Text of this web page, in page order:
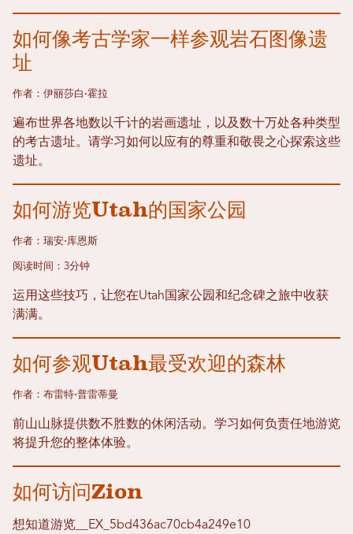
如何像考古学家一样参观岩石图像遗
址
作者：伊丽莎白·霍拉
遍布世界各地数以千计的岩画遗址，以及数十万处各种类型
的考古遗址。请学习如何以应有的尊重和敬畏之心探索这些
遗址。
如何游览Utah的国家公园
作者：瑞安·库恩斯
阅读时间：3分钟
运用这些技巧，让您在Utah国家公园和纪念碑之旅中收获
满满。
如何参观Utah最受欢迎的森林
作者：布雷特·普雷蒂曼
前山山脉提供数不胜数的休闲活动。学习如何负责任地游览
将提升您的整体体验。
如何访问Zion
想知道游览__EX_5bd436ac70cb4a249e10​​